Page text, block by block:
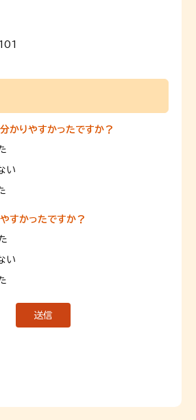
かりやすかったですか？
い
すかったですか？
い